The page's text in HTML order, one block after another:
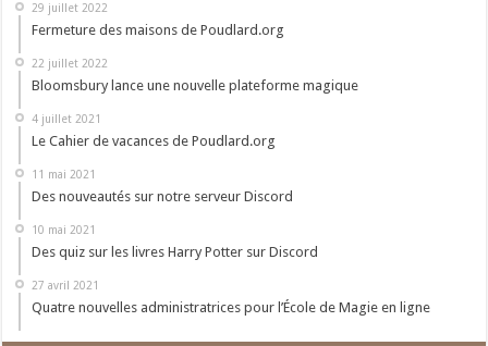
29 juillet 2022
Fermeture des maisons de Poudlard.org
22 juillet 2022
Bloomsbury lance une nouvelle plateforme magique
4 juillet 2021
Le Cahier de vacances de Poudlard.org
11 mai 2021
Des nouveautés sur notre serveur Discord
10 mai 2021
Des quiz sur les livres Harry Potter sur Discord
27 avril 2021
Quatre nouvelles administratrices pour l’École de Magie en ligne